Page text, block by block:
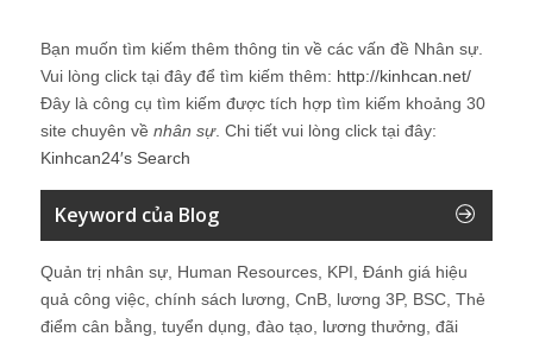
Bạn muốn tìm kiếm thêm thông tin về các vấn đề Nhân sự
Vui lòng click tại đây để tìm kiếm thêm: http://kinhcan.net/
Đây là công cụ tìm kiếm được tích hợp tìm kiếm khoảng 30
site chuyên về nhân sự. Chi tiết vui lòng click tại đây:
Kinhcan24′s Search
Keyword của Blog
Quản trị nhân sự, Human Resources, KPI, Đánh giá hiệu
quả công việc, chính sách lương, CnB, lương 3P, BSC, Thẻ
điểm cân bằng, tuyển dụng, đào tạo, lương thưởng, đãi